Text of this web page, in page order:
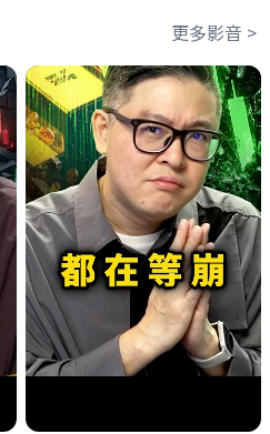
更多影音 >